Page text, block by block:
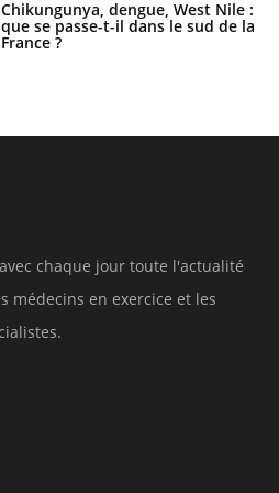
Chikungunya, dengue, West Nile :
que se passe-t-il dans le sud de la
France ?
chaque jour toute l'actualité
médecins en exercice et les